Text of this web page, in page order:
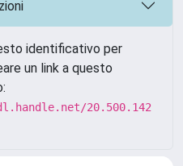
identificativo per
un link a questo
20.500.142